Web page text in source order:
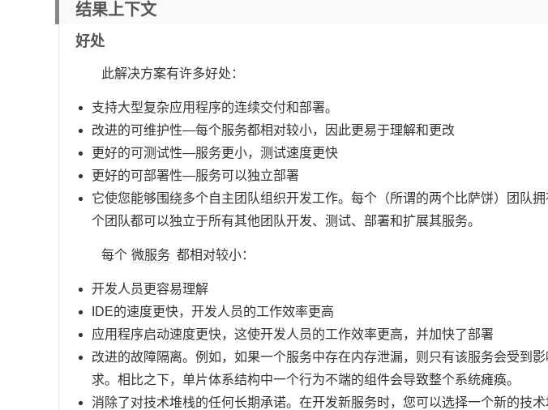
结果上下文
好处
此解决方案有许多好处：
支持大型复杂应用程序的连续交付和部署。
改进的可维护性—每个服务都相对较小，因此更易于理解和更改
更好的可测试性—服务更小，测试速度更快
更好的可部署性—服务可以独立部署
它使您能够围绕多个自主团队组织开发工作。每个（所谓的两个比萨饼）团队
个团队都可以独立于所有其他团队开发、测试、部署和扩展其服务。
每个 微服务 都相对较小：
开发人员更容易理解
IDE的速度更快，开发人员的工作效率更高
应用程序启动速度更快，这使开发人员的工作效率更高，并加快了部署
改进的故障隔离。例如，如果一个服务中存在内存泄漏，则只有该服务会受到
求。相比之下，单片体系结构中一个行为不端的组件会导致整个系统瘫痪。
消除了对技术堆栈的任何长期承诺。在开发新服务时，您可以选择一个新的技